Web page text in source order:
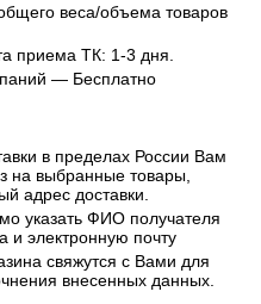
веса/объема товаров
приема ТК: 1-3 дня.
— Бесплатно
в пределах России Вам
на выбранные товары,
адрес доставки.
указать ФИО получателя
и электронную почту
свяжутся с Вами для
внесенных данных.